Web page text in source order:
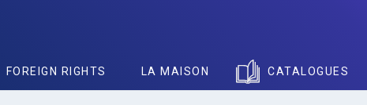
FOREIGN RIGHTS LA MAISON CATALOGUES